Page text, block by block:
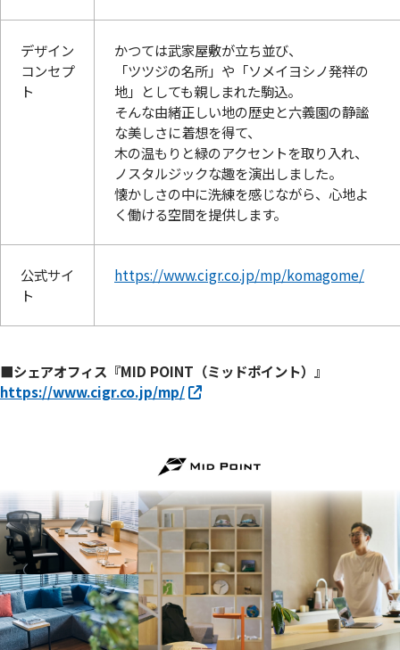
デザイン
コンセプ
ト
かつては武家屋敷が立ち並び、
「ツツジの名所」や「ソメイヨシノ発祥の
地」としても親しまれた駒込。
そんな由緒正しい地の歴史と六義園の静謐
な美しさに着想を得て、
木の温もりと緑のアクセントを取り入れ、
ノスタルジックな趣を演出しました。
懐かしさの中に洗練を感じながら、心地よ
く働ける空間を提供します。
公式サイ
ト
https://www.cigr.co.jp/mp/komagome/
■シェアオフィス『MID POINT（ミッドポイント）』
https://www.cigr.co.jp/mp/